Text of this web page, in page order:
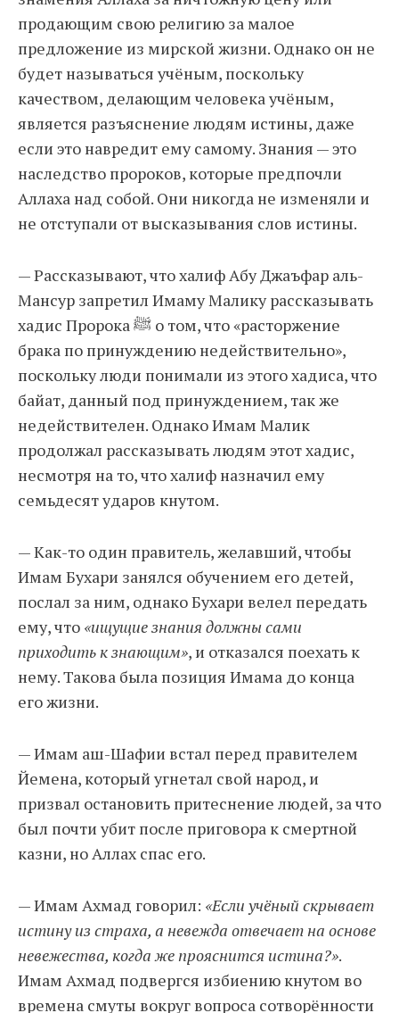
продающим свою религию за малое
предложение из мирской жизни. Однако он не
будет называться учёным, поскольку
качеством, делающим человека учёным,
является разъяснение людям истины, даже
если это навредит ему самому. Знания — это
наследство пророков, которые предпочли
Аллаха над собой. Они никогда не изменяли и
не отступали от высказывания слов истины.
— Рассказывают, что халиф Абу Джаъфар аль-
Мансур запретил Имаму Малику рассказывать
хадис Пророка ﷺ о том, что «расторжение
брака по принуждению недействительно»,
поскольку люди понимали из этого хадиса, что
байат, данный под принуждением, так же
недействителен. Однако Имам Малик
продолжал рассказывать людям этот хадис,
несмотря на то, что халиф назначил ему
семьдесят ударов кнутом.
— Как-то один правитель, желавший, чтобы
Имам Бухари занялся обучением его детей,
послал за ним, однако Бухари велел передать
ему, что «ищущие знания должны сами
приходить к знающим», и отказался поехать к
нему. Такова была позиция Имама до конца
его жизни.
— Имам аш-Шафии встал перед правителем
Йемена, который угнетал свой народ, и
призвал остановить притеснение людей, за что
был почти убит после приговора к смертной
казни, но Аллах спас его.
— Имам Ахмад говорил: «Если учёный скрывает
истину из страха, а невежда отвечает на основе
невежества, когда же прояснится истина?».
Имам Ахмад подвергся избиению кнутом во
времена смуты вокруг вопроса сотворённости